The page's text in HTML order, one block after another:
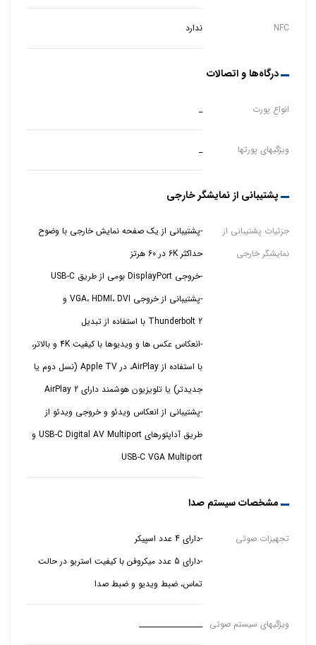
NFC ندارد
درگاه‌ها و اتصالات
انواع پورت‌ _
ویژگیهای پورتها _
پشتیبانی از نمایشگر خارجی
جزئیات پشتیبانی از
نمایشگر خارجی
-پشتیبانی از یک صفحه نمایش خارجی با وضوح
حداکثر 6K در 60 هرتز
-خروجی DisplayPort بومی از طریق USB-C
-پشتیبانی از خروجی VGA، HDMI، DVI و
-انعکاس عکس ها و ویدیوها با کیفیت 4K و بالاتر،
با استفاده از AirPlay، در Apple TV (نسل دوم یا
جدیدتر) یا تلویزیون هوشمند دارای AirPlay 2
-پشتیبانی از انعکاس ویدئو و خروجی ویدئو از
طریق آداپتورهای USB-C Digital AV Multiport و
USB-C VGA Multiport
مشخصات سیستم صدا
تجهیزات صوتی
-دارای 4 عدد اسپیکر
-دارای 5 عدد میکروفن با کیفیت استریو در حالت
تماس، ضبط ویدیو و ضبط صدا
ویژگیهای سیستم صوتی __________________